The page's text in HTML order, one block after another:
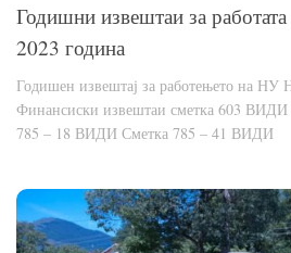
Годишни извештаи за
2023 година
Годишен извештај за работењето на
Финансиски извештаи сметка 603
785 – 18 ВИДИ Сметка 785 – 41 ВИДИ